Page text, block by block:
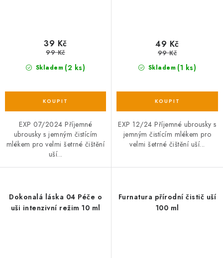
Skladem (2 ks)
39 Kč
99 Kč
EXP 07/2024 Příjemné
ubrousky s jemným čistícím
mlékem pro velmi šetrné čištění
uší...
Skladem (1 ks)
49 Kč
99 Kč
EXP 12/24 Příjemné ubrousky s
jemným čistícím mlékem pro
velmi šetrné čištění uší...
Dokonalá láska 04 Péče o
uši intenzivní režim 10 ml
Furnatura přírodní čistič uší
100 ml